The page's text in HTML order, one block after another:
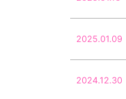
2025.01.09
2024.12.30